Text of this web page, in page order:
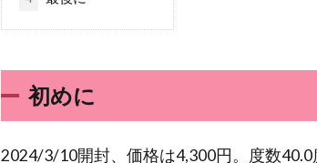
初めに
2024/3/10開封、価格は4,300円。度数